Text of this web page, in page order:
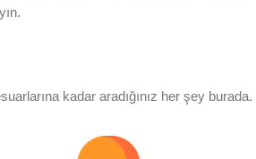
kadar aradığınız her şey burada.